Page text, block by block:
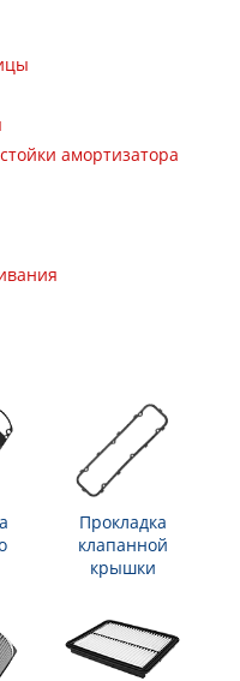
амортизатора
Прокладка
клапанной
крышки